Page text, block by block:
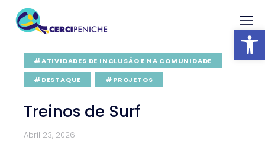
Abrir barra
#ATIVIDADES DE INCLUSÃO E NA COMUNIDADE
#DESTAQUE
#PROJETOS
Treinos de Surf
Abril 23, 2026